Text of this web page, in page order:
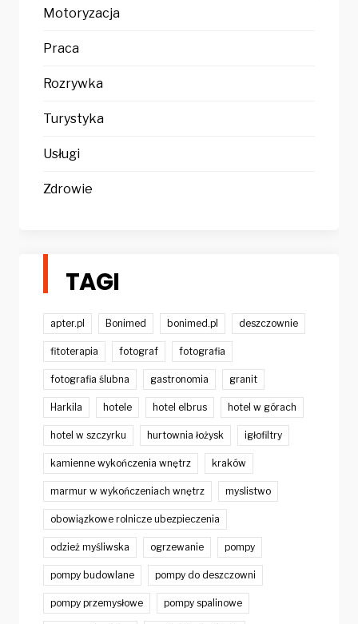
Motoryzacja
Praca
Rozrywka
Turystyka
Usługi
Zdrowie
TAGI
apter.pl Bonimed bonimed.pl deszczownie
fitoterapia fotograf fotografia
fotografia ślubna gastronomia granit
Harkila hotele hotel elbrus hotel w górach
hotel w szczyrku hurtownia łożysk igłofiltry
kamienne wykończenia wnętrz kraków
marmur w wykończeniach wnętrz myslistwo
obowiązkowe rolnicze ubezpieczenia
odzież myśliwska ogrzewanie pompy
pompy budowlane pompy do deszczowni
pompy przemysłowe pompy spalinowe